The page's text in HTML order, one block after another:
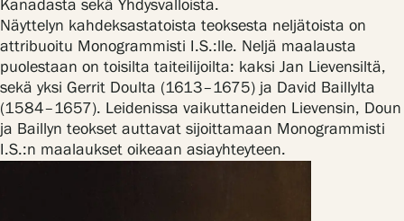
Kanadasta sekä Yhdysvalloista.
Näyttelyn kahdeksastatoista teoksesta neljätoista on
attribuoitu Monogrammisti I.S.:lle. Neljä maalausta
puolestaan on toisilta taiteilijoilta: kaksi Jan Lievensiltä,
sekä yksi Gerrit Doulta (1613–1675) ja David Baillylta
(1584–1657). Leidenissa vaikuttaneiden Lievensin, Doun
ja Baillyn teokset auttavat sijoittamaan Monogrammisti
I.S.:n maalaukset oikeaan asiayhteyteen.